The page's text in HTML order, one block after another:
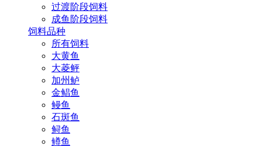
过渡阶段饲料
成鱼阶段饲料
饲料品种
所有饲料
大黄鱼
大菱鲆
加州鲈
金鲳鱼
鳗鱼
石斑鱼
鲟鱼
鳟鱼